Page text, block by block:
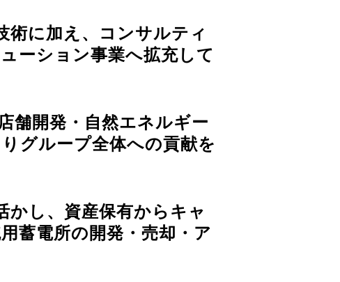
術に加え、コンサルティ
ーション事業へ拡充して
舗開発・自然エネルギー
グループ全体への貢献を
かし、資産保有からキャ
蓄電所の開発・売却・ア